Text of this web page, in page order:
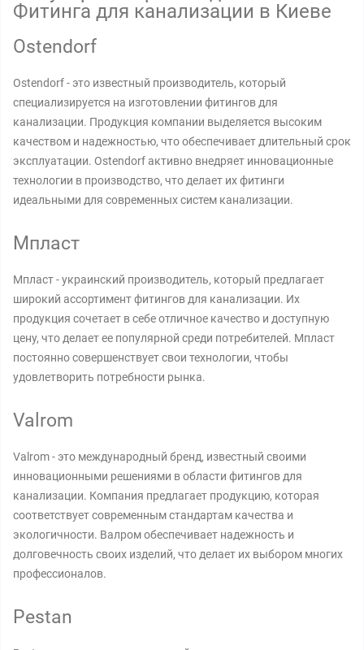
Фитинга для канализации в Киеве
Ostendorf
Ostendorf - это известный производитель, который
специализируется на изготовлении фитингов для
канализации. Продукция компании выделяется высоким
качеством и надежностью, что обеспечивает длительный срок
эксплуатации. Ostendorf активно внедряет инновационные
технологии в производство, что делает их фитинги
идеальными для современных систем канализации.
Мпласт
Мпласт - украинский производитель, который предлагает
широкий ассортимент фитингов для канализации. Их
продукция сочетает в себе отличное качество и доступную
цену, что делает ее популярной среди потребителей. Мпласт
постоянно совершенствует свои технологии, чтобы
удовлетворить потребности рынка.
Valrom
Valrom - это международный бренд, известный своими
инновационными решениями в области фитингов для
канализации. Компания предлагает продукцию, которая
соответствует современным стандартам качества и
экологичности. Валром обеспечивает надежность и
долговечность своих изделий, что делает их выбором многих
профессионалов.
Pestan